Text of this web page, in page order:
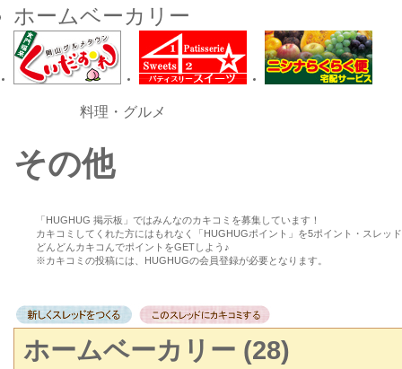
ホームベーカリー
料理・グルメ
その他
「HUGHUG 掲示板」ではみんなのカキコミを募集しています！
カキコミしてくれた方にはもれなく「HUGHUGポイント」を5ポイント・スレッ
どんどんカキコんでポイントをGETしよう♪
※カキコミの投稿には、HUGHUGの会員登録が必要となります。
ホームベーカリー (28)